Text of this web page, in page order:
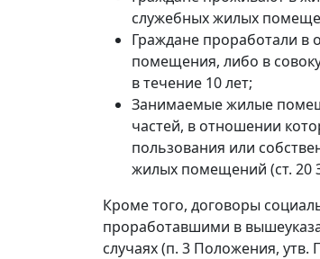
служебных жилых
Граждане проработали в
помещения, либо в
в течение 10 лет;
Занимаемые жилые
частей, в отношении
пользования или
жилых помещений (ст. 20
Кроме того, договоры
проработавшими в
случаях (п. 3 Положения,